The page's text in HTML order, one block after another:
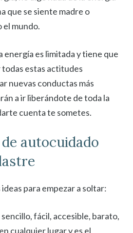
que se siente madre o
el mundo.
energía es limitada y tiene que
estas actitudes
nuevas conductas más
a ir liberándote de toda la
cuenta te sometes.
autocuidado
para empezar a soltar:
sencillo, fácil, accesible, barato,
cualquier lugar y es el